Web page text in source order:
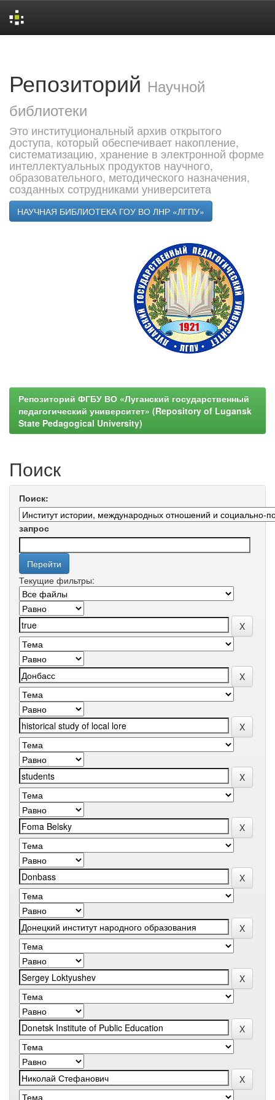
Репозиторий Научной
библиотеки
Это институциональный архив открытого
доступа, который обеспечивает накопление,
систематизацию, хранение в электронной форме
интеллектуальных продуктов научного,
образовательного, методического назначения,
созданных сотрудниками университета
НАУЧНАЯ БИБЛИОТЕКА ГОУ ВО ЛНР «ЛГПУ»
Репозиторий ФГБУ ВО «Луганский государственный
педагогический университет» (Repository of Lugansk
State Pedagogical University)
Поиск
Поиск:
запрос
Текущие фильтры: